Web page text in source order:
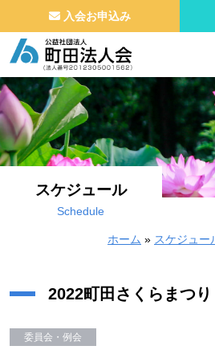
コンテンツへスキップ
メインナビゲーション
入会お申込み
スケジュール
Schedule
ホーム » スケジュー
2022町田さくらまつり
委員会・例会